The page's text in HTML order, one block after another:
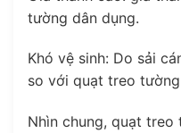
tường dân dụng.
Khó vệ sinh: Do sải
so với quạt treo
Nhìn chung, quạt